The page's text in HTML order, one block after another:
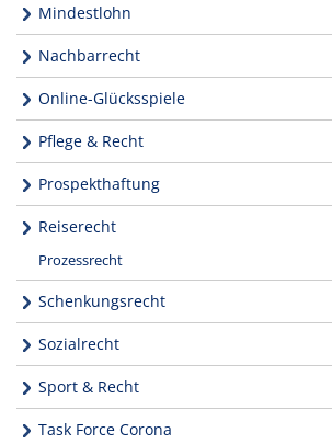
Mindestlohn
Nachbarrecht
Online-Glücksspiele
Pflege & Recht
Prospekthaftung
Reiserecht
Prozessrecht
Schenkungsrecht
Sozialrecht
Sport & Recht
Task Force Corona